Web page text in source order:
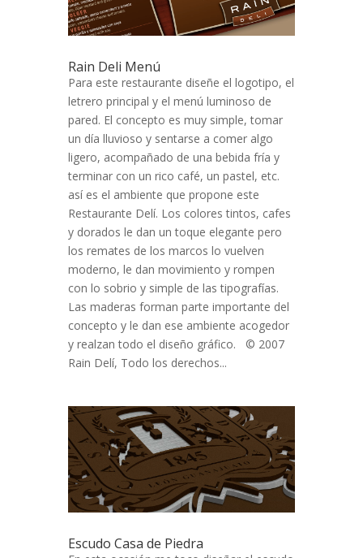
Rain Deli Menú
Para este restaurante diseñe el logotipo, el
letrero principal y el menú luminoso de
pared. El concepto es muy simple, tomar
un día lluvioso y sentarse a comer algo
ligero, acompañado de una bebida fría y
terminar con un rico café, un pastel, etc.
así es el ambiente que propone este
Restaurante Delí. Los colores tintos, cafes
y dorados le dan un toque elegante pero
los remates de los marcos lo vuelven
moderno, le dan movimiento y rompen
con lo sobrio y simple de las tipografías.
Las maderas forman parte importante del
concepto y le dan ese ambiente acogedor
y realzan todo el diseño gráfico. © 2007
Rain Delí, Todo los derechos...
Escudo Casa de Piedra